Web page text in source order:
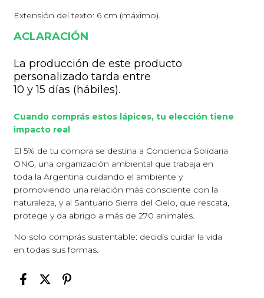
Extensión del texto: 6 cm (máximo).
ACLARACIÓN
La producción de este producto
personalizado tarda entre
10 y 15 días (hábiles).
Cuando comprás estos lápices, tu elección tiene
impacto real
El 5% de tu compra se destina a Conciencia Solidaria
ONG, una organización ambiental que trabaja en
toda la Argentina cuidando el ambiente y
promoviendo una relación más consciente con la
naturaleza, y al Santuario Sierra del Cielo, que rescata,
protege y da abrigo a más de 270 animales.
No solo comprás sustentable: decidís cuidar la vida
en todas sus formas.